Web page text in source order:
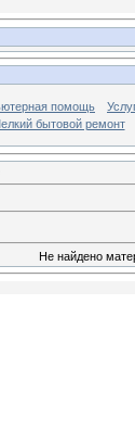
помощь
бытовой ремонт
Не найдено